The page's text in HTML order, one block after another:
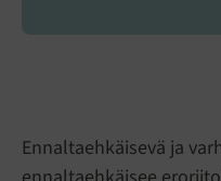
Ennaltaehkäisevä ja